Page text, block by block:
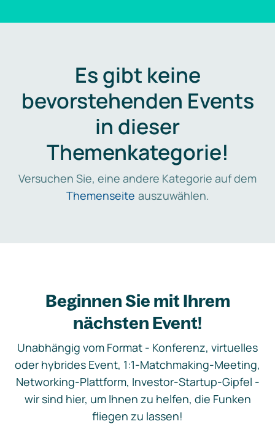
Es gibt keine
bevorstehenden Events
in dieser
Themenkategorie!
Versuchen Sie, eine andere Kategorie auf dem
Themenseite auszuwählen.
Beginnen Sie mit Ihrem
nächsten Event!
Unabhängig vom Format - Konferenz, virtuelles
oder hybrides Event, 1:1-Matchmaking-Meeting,
Networking-Plattform, Investor-Startup-Gipfel -
wir sind hier, um Ihnen zu helfen, die Funken
fliegen zu lassen!